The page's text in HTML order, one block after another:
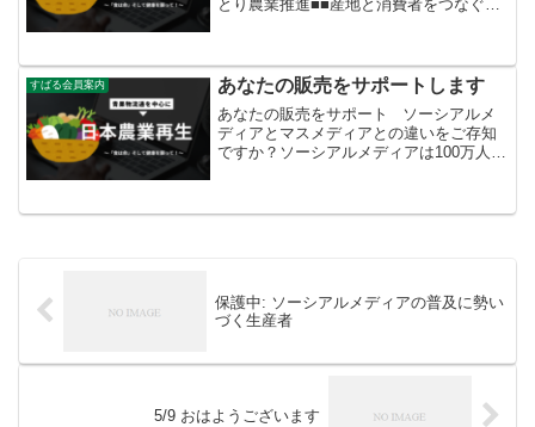
とり農業推進■■産地と消費者をつなぐ流
円
すばる会員案内 あなたの販売をサポートします
あなたの販売をサポート ソーシアルメ
ディアとマスメディアとの違いをご存知
ですか？ソーシアルメディアは100万人の
保護中: ソーシアルメディアの普及に勢い
づく生産者
5/9 おはようございます